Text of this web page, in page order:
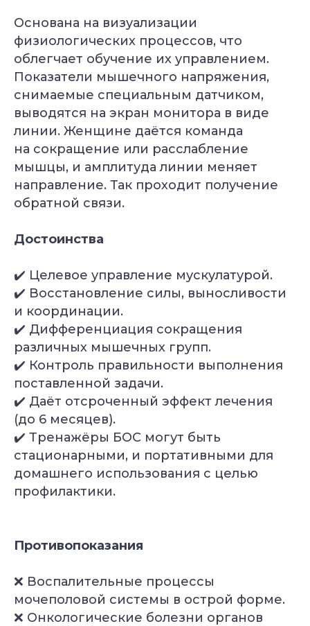
Основана на визуализации
физиологических процессов, что
облегчает обучение их управлением.
Показатели мышечного напряжения,
снимаемые специальным датчиком,
выводятся на экран монитора в виде
линии. Женщине даётся команда
на сокращение или расслабление
мышцы, и амплитуда линии меняет
направление. Так проходит получение
обратной связи.
Достоинства
✔️ Целевое управление мускулатурой.
✔️ Восстановление силы, выносливости
и координации.
✔️ Дифференциация сокращения
различных мышечных групп.
✔️ Контроль правильности выполнения
поставленной задачи.
✔️ Даёт отсроченный эффект лечения
(до 6 месяцев).
✔️ Тренажёры БОС могут быть
стационарными, и портативными для
домашнего использования с целью
профилактики.
Противопоказания
❌ Воспалительные процессы
мочеполовой системы в острой форме.
❌ Онкологические болезни органов